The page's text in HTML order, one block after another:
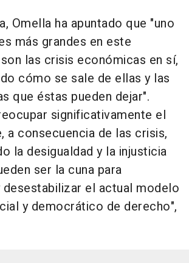
Omella ha apuntado que "uno
más grandes en este
las crisis económicas en sí,
cómo se sale de ellas y las
que éstas pueden dejar".
significativamente el
a consecuencia de las crisis,
la desigualdad y la injusticia
ser la cuna para
el actual modelo
y democrático de derecho",